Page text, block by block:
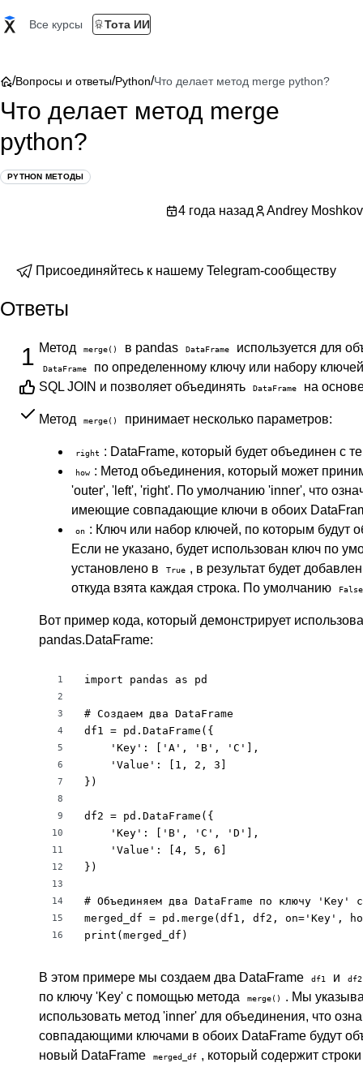
Все курсы Тота ИИ
/Вопросы и ответы/Python/Что делает метод merge python?
Что делает метод merge
python?
PYTHON МЕТОДЫ
4 года назад Andrey Moshkov
Присоединяйтесь к нашему Telegram-сообществу
Ответы
1 Метод merge() в pandas DataFrame используется для
DataFrame
по определенному ключу или набору
SQL JOIN и позволяет объединять
DataFrame на
Метод merge() принимает несколько параметров:
right : DataFrame, который будет объединен с
how : Метод объединения, который может
'outer', 'left', 'right'. По умолчанию 'inner', что
имеющие совпадающие ключи в обоих
on : Ключ или набор ключей, по которым будут
Если не указано, будет использован ключ по
установлено в
True , в результат будет
откуда взята каждая строка. По умолчанию
False
Вот пример кода, который демонстрирует
pandas.DataFrame:
1
2
3
4
5
6
7
8
9
10
11
12
13
14
15
16
import pandas as pd
# Создаем два DataFrame
df1 = pd.DataFrame({
    'Key': ['A', 'B', 'C'],
    'Value': [1, 2, 3]
})
df2 = pd.DataFrame({
    'Key': ['B', 'C', 'D'],
    'Value': [4, 5, 6]
})
# Объединяем два DataFrame по ключу
merged_df = pd.merge(df1, df2, on='Key',
print(merged_df)
В этом примере мы создаем два DataFrame df1 и df2
по ключу 'Key' с помощью метода merge()
. Мы
использовать метод 'inner' для объединения, что
совпадающими ключами в обоих DataFrame будут
новый DataFrame
merged_df , который содержит